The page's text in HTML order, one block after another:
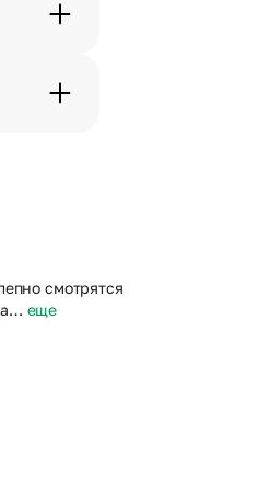
смотрятся
еще